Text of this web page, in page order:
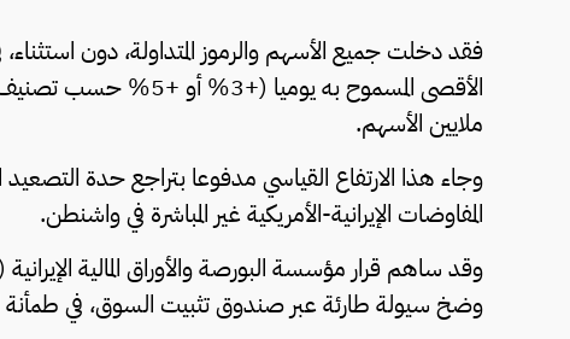
فقد دخلت جميع الأسهم والرموز المتداولة، دون
الأقصى المسموح به
ملايين الأسهم.
وجاء هذا الارتفاع القياسي مدفوعا بتراجع حدة التصعيد
المفاوضات الإيرانية-الأمريكية غير المباشرة في واشنطن.
وضخ سيولة طارئة عبر صندوق تثبيت السوق، في طمأنة